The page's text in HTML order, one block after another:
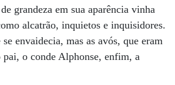
grandeza em sua aparência vinha
alcatrão, inquietos e inquisidores.
envaidecia, mas as avós, que eram
pai, o conde Alphonse, enfim, a